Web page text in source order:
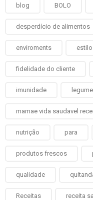
blog BOLO
desperdício de alimentos
enviroments
fidelidade do cliente
imunidade
mamae vida saudavel
nutrição para
produtos frescos
qualidade
Receitas receita